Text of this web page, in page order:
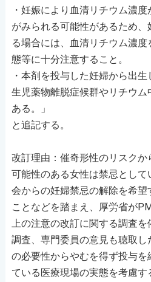
・妊娠により血清リチウム濃
がみられる可能性があるため
る場合には、血清リチウム濃
態等に十分注意すること。
・本剤を投与した妊婦から出
生児薬物離脱症候群やリチウ
ある。」
と追記する。
改訂理由：催奇形性のリスク
可能性のある女性は禁忌とし
会からの妊婦禁忌の解除を希
ことなどを踏まえ、厚労省が
上の注意の改訂に関する調査
調査、専門委員の意見も聴取
の必要性からやむを得ず投与
ている医療現場の実態を考慮